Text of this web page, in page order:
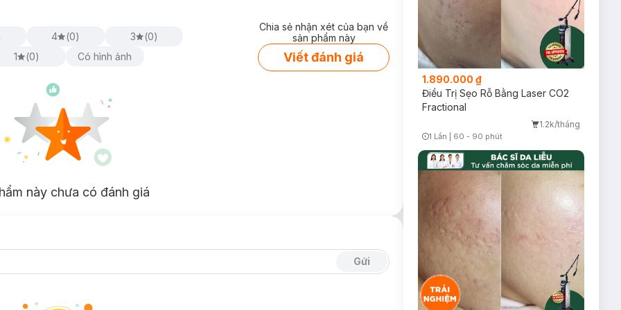
hiện nay được chứng minh hiệu quả trong việc điều trị sẹo rỗ đã được khách hàng
năm kinh nghiệm trong ngành. Có đầy đủ kiến thức và kĩ năng cần thiết để đưa ra
sử dụng công nghệLaser Fractional CO2
4 (0) 3 (0)
1 (0) Có hình ảnh
Chia sẻ nhận xét của bạn về
sản phẩm này
Viết đánh giá
này chưa có đánh giá
Gửi
1.890.000 ₫
Điều Trị Sẹo Rỗ Bằng Laser CO2
Fractional
1.2k/tháng
1 Lần 60 - 90 phút